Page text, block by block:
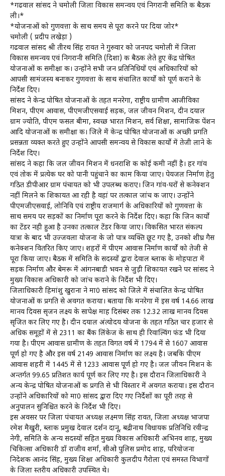
*गढवाल सांसद ने चमोली जिला विकास समन्वय एवं निगरानी समिति की बैठक
ली।*
*योजनाओं को गुणवत्ता के साथ समय से पूरा करने पर दिया जोर*
चमोली ( प्रदीप लखेड़ा )
गढवाल सांसद श्री तीरथ सिंह रावत ने गुरुवार को जनपद चमोली में जिला
विकास समन्वय एवं निगरानी समिति (दिशा) की बैठक लेते हुए केंद्र पोषित
योजनाओं की समीक्षा की। उन्होंने सभी जन प्रतिनिधियों एवं अधिकारियों को
आपसी सामंजस्य बनाकर गुणवत्ता के साथ संचालित कार्यो को पूर्ण कराने के
निर्देश दिए।
सांसद ने केन्द्र पोषित योजनाओं के तहत मनरेगा, राष्ट्रीय ग्रामीण आजीविका
मिशन, पीएम आवास, पीएमजीएसवाई सड़क, जल जीवन मिशन, दीन दयाल
ग्राम ज्योति, पीएम फसल बीमा, स्वच्छ भारत मिशन, सर्व शिक्षा, सामाजिक पेंशन
आदि योजनाओं की समीक्षा की। जिले में केन्द्र पोषित योजनाओं की अच्छी प्रगति
प्रसन्नता व्यक्त करते हुए उन्होंने आपसी समन्वय से विकास कार्यो में तेजी लाने के
निर्देश दिए।
सांसद ने कहा कि जल जीवन मिशन में धनराशि की कोई कमी नहीं है। हर गांव
एवं तोक में प्रत्येक घर को पानी पहुंचाने का काम किया जाए। पेयजल निर्माण हेतु
गठित डीपीआर ग्राम पंचायत को भी उपलब्ध कराए। जिन गांव-घरों से कनेक्शन
नहीं मिलने की शिकायत आ रही है वहां पर तत्काल जांच की जाए। उन्होंने
पीएमजीएसवाई, लोनिवि एवं राष्ट्रीय राजमार्ग के अधिकारियों को गुणवत्ता के
साथ समय पर सड़कों का निर्माण पूरा करने के निर्देश दिए। कहा कि जिन कार्यो
का टेंडर नही हुआ है उनका तत्काल टेंडर किया जाए। विकसित भारत संकल्प
यात्रा के बाद भी उज्जवला योजना के जो पात्र व्यक्ति छूट गए है, उनको शीघ्र गैस
कनेक्शन वितरित किए जाए। शहरों में पीएम आवास निर्माण कार्यो को तेजी से
पूरा किया जाए। बैठक में समिति के सदस्यों द्वारा देवाल ब्लाक के मोहपाटा में
सड़क निर्माण और बेमरू में आंगनबाडी भवन से जुड़ी शिकायत रखने पर सांसद ने
मुख्य विकास अधिकारी को जांच कराने के निर्देश भी दिए।
जिलाधिकारी हिमांशु खुराना ने मा0 सांसद को जिले में संचालित केन्द्र पोषित
योजनाओं की प्रगति से अवगत कराया। बताया कि मनरेगा में इस वर्ष 14.66 लाख
मानव दिवस सृजन लक्ष्य के सापेक्ष माह दिसंबर तक 12.32 लाख मानव दिवस
सृजित कर लिए गए है। दीन दयाल अंत्योदय योजना के तहत गठित चार हजार से
अधिक समूहों में से 2311 का बैंक लिंकेज के साथ ही रिवाल्विंग फंड भी दिया
गया है। पीएम आवास ग्रामीण के तहत विगत वर्ष में 1794 में से 1607 आवास
पूर्ण हो गए है और इस वर्ष 2149 आवास निर्माण का लक्ष्य है। जबकि पीएम
आवास शहरी में 1445 में से 1233 आवास पूर्ण हो गए है। जल जीवन मिशन के
अन्तर्गत 99.65 प्रतिशत कार्य पूर्ण कर लिए गए है। इस दौरान जिलाधिकारी ने
अन्य केन्द्र पोषित योजनाओं की प्रगति से भी विस्तार में अवगत कराया। इस दौरान
उन्होंने अधिकारियों को मा0 सांसद द्वारा दिए गए निर्देशों का पूरी तरह से
अनुपालन सुनिश्चित करने के निर्देश भी दिए।
इस अवसर पर जिला पंचायत अध्यक्ष लक्ष्मण सिंह रावत, जिला अध्यक्ष भाजपा
रमेश मैखुरी, ब्लाक प्रमुख देवाल दर्शन दानू, बद्रीनाथ विधायक प्रतिनिधि रवीन्द्र
नेगी, समिति के अन्य सदस्यों सहित मुख्य विकास अधिकारी अभिनव शाह, मुख्य
चिकित्सा अधिकारी डॉ राजीव शर्मा, सीओ पुलिस प्रमोद शाह, परियोजना
निदेशक आनंद सिंह, मुख्य शिक्षा अधिकारी कुलदीप गैरोला एवं समस्त विभागों
के जिला स्तरीय अधिकारी उपस्थित थे।